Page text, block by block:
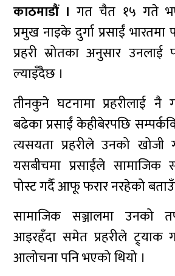
काठमाडौं । गत चैत १५ गते
प्रमुख नाइके दुर्गा प्रसाईं
प्रहरी स्रोतका अनुसार उनलाई
ल्याइँदैछ ।
तीनकुने घटनामा प्रहरीलाई नै
बढेका प्रसाईं केहीबेरपछि
त्यसयता प्रहरीले उनको खोजी
यसबीचमा प्रसाईंले सामाजिक
पोस्ट गर्दै आफू फरार नरहेको
सामाजिक सञ्जालमा उनको
आइरहँदा समेत प्रहरीले ट्र्याक
आलोचना पनि भएको थियो ।